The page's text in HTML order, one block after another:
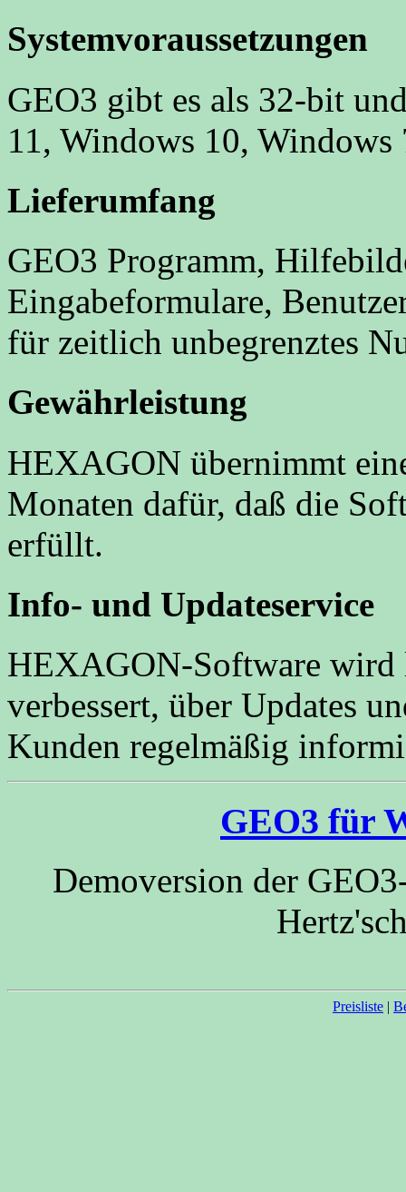
Systemvoraussetzungen
GEO3 gibt es als 32-bit
11, Windows 10, Windows
Lieferumfang
GEO3 Programm,
Eingabeformulare,
für zeitlich unbegrenztes
Gewährleistung
HEXAGON übernimmt
Monaten dafür, daß die
erfüllt.
Info- und Updateservice
HEXAGON-Software wird
verbessert, über Updates
Kunden regelmäßig
GEO3 für
Demoversion der
Preisliste |